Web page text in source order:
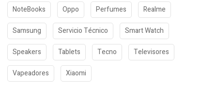
NoteBooks Oppo Perfumes Realme
Samsung Servicio Técnico Smart Watch
Speakers Tablets Tecno Televisores
Vapeadores Xiaomi